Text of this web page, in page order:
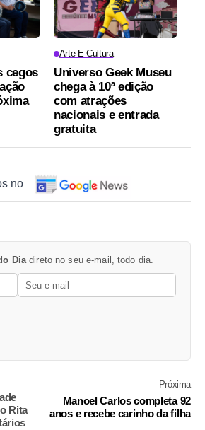
cegos
Arte E Cultura
Universo Geek Museu
chega à 10ª edição
com atrações
nacionais e entrada
gratuita
no
Dia direto no seu e-mail, todo dia.
Rita
Próxima
Manoel Carlos completa 92
anos e recebe carinho da filha